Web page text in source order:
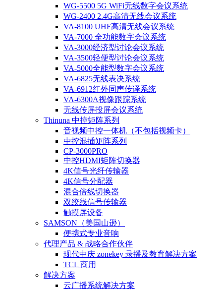
WG-5500 5G WiFi无线数字会议系统
WG-2400 2.4G高清无线会议系统
VA-8100 UHF高清无线会议系统
VA-7000 全功能数字会议系统
VA-3000经济型讨论会议系统
VA-3500轻便型讨论会议系统
VA-5000全能型数字会议系统
VA-6825无线表决系统
VA-6912红外同声传译系统
VA-6300A视像跟踪系统
无线传屏投屏会议系统
Thinuna 中控矩阵系列
音视频中控一体机（不包括视频卡）
中控混插矩阵系列
CP-3000PRO
中控HDMI矩阵切换器
4K信号光纤传输器
4K信号分配器
混合倍线切换器
双绞线信号传输器
触摸屏设备
SAMSON（美国山逊）
便携式专业音响
代理产品 & 战略合作伙伴
现代中庆 zonekey 录播及教育解决方案
TCL 商用
解决方案
云广播系统解决方案